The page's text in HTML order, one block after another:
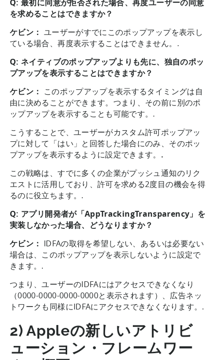
Q: 最初に同意が拒否された場合、再度ユーザーの同意
を求めることはできますか？
ケビン： ユーザーがすでにこのポップアップを表示し
ている場合、再度表示することはできません。.
Q: ネイティブのポップアップよりも先に、独自のポッ
プアップを表示することはできますか？
ケビン： このポップアップを表示するタイミングは自
由に決めることができます。つまり、その前に別のポ
ップアップを表示することも可能です。.
こうすることで、ユーザーがカスタム許可ポップアッ
プに対して「はい」と回答した場合にのみ、そのポッ
プアップを表示するように設定できます。 .
この戦略は、すでに多くの企業がプッシュ通知のリク
エストに活用しており、許可を求める2度目の機会を得
るのに役立ちます。.
Q: アプリ開発者が「AppTrackingTransparency」を
実装しなかった場合、どうなりますか？
ケビン： IDFAの取得を希望しない、あるいは必要ない
場合は、このポップアップを表示しないように設定で
きます。.
つまり、ユーザーのIDFAにはアクセスできなくなり
（0000-0000-0000-0000と表示されます）、広告ネッ
トワークも同様にIDFAにアクセスできなくなります。.
2) Appleの新しいアトリビ
ューション・フレームワー